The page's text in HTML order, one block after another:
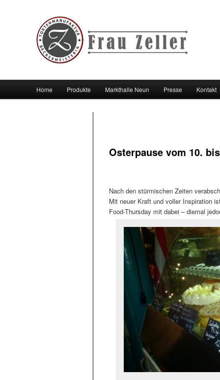
Zum Inhalt wechseln
Zum sekundären Inhalt wechseln
Home Produkte Markthalle Neun Presse Kontakt
Osterpause vom 10.
Nach den stürmischen Zeiten
Mit neuer Kraft und voller Inspiration
Food-Thursday mit dabei – diemal